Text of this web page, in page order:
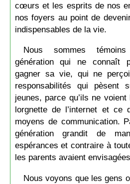
cœurs et les esprits de nos
nos foyers au point de
indispensables de la vie.
Nous sommes témoins
génération qui ne connaît
gagner sa vie, qui ne
responsabilités qui pèsent
jeunes, parce qu’ils ne
lorgnette de l’internet et ce
moyens de communication.
génération grandit de
espérances et contraire à
les parents avaient
Nous voyons que les gens